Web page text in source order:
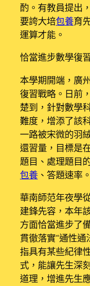
酌。有教員提出
要誇大培包養育
運算才能。
恰當進步數學復
本學期開端，廣
復習戰略。日前
楚到，針對數學
難度，增添了該
一路被宋微的羽
還習量，目標是
題目、處理題目
包養 、答題速率。
華南師范年夜學
建鋒先容，本年
方面恰當進步了
貫徹落實“通性通
指具有某些紀律
式，能讓先生深
道理，增進先生